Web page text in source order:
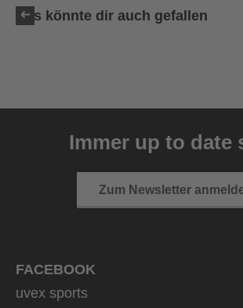
Das könnte dir auch gefallen
4 FarbvariantenImmer up to date
Zum Newsletter
FACEBOOK
uvex sports